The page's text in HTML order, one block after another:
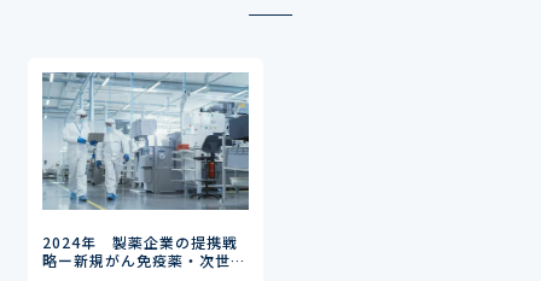
2024年 製薬企業の提携戦
略ー新規がん免疫薬・次世代